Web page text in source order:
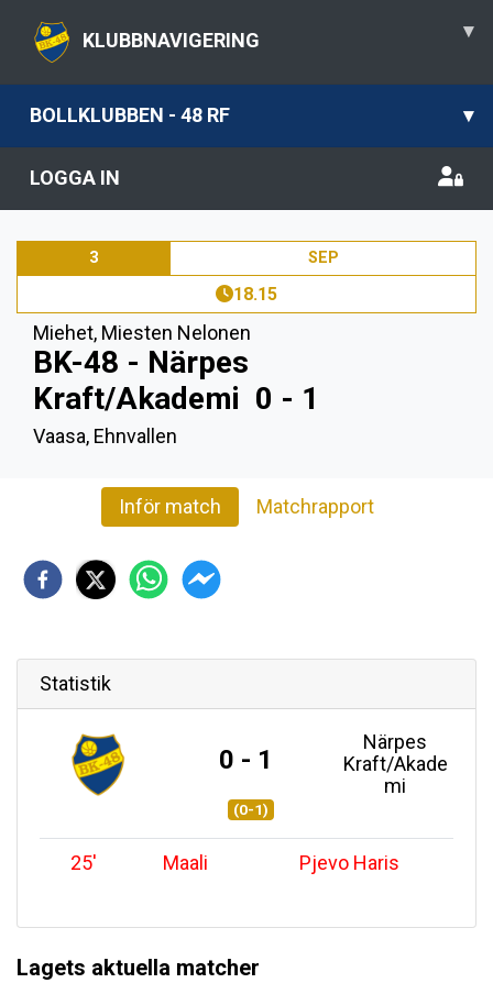
KLUBBNAVIGERING ▾
BOLLKLUBBEN - 48 RF ▾
LOGGA IN
3 SEP
18.15
Miehet, Miesten Nelonen
BK-48 - Närpes
Kraft/Akademi 0 - 1
Vaasa, Ehnvallen
Inför match Matchrapport
Statistik
0 - 1
Närpes
Kraft/Akade
mi
(0-1)
25' Maali Pjevo Haris
Lagets aktuella matcher